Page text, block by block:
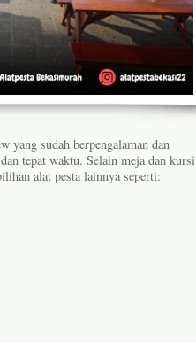
yang sudah berpengalaman dan
tepat waktu. Selain meja dan kursi
alat pesta lainnya seperti: